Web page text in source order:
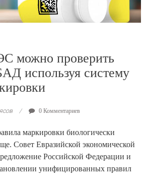
можно проверить
используя систему
0 Комментариев
маркировки биологически
Совет Евразийской экономической
Российской Федерации и
унифицированных правил